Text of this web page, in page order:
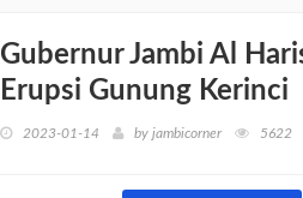
Gubernur Jambi Al
Erupsi Gunung Kerinci
2023-01-14 by jambicorner 5622